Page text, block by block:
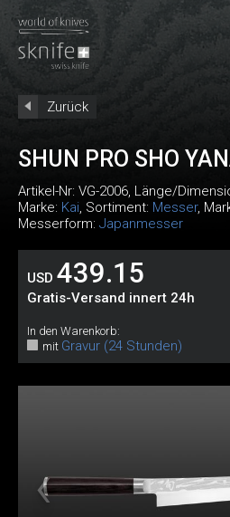
Zurück
SHUN PRO SHO
Artikel-Nr: VG-2006, Länge/
Marke: Kai, Sortiment: Messer,
Messerform: Japanmesser
USD 439.15
Gratis-Versand innert 24h
In den Warenkorb:
mit Gravur (24 Stunden)